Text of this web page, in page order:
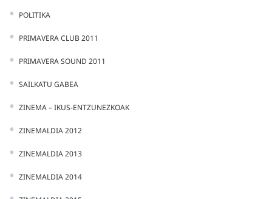
POLITIKA
PRIMAVERA CLUB 2011
PRIMAVERA SOUND 2011
SAILKATU GABEA
ZINEMA – IKUS-ENTZUNEZKOAK
ZINEMALDIA 2012
ZINEMALDIA 2013
ZINEMALDIA 2014